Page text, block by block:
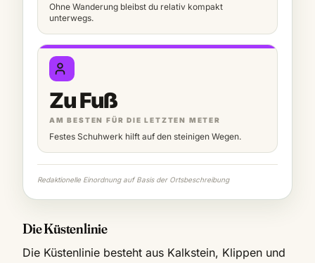
Ohne Wanderung bleibst du relativ kompakt
unterwegs.
Zu Fuß
AM BESTEN FÜR DIE LETZTEN METER
Festes Schuhwerk hilft auf den steinigen Wegen.
Redaktionelle Einordnung auf Basis der Ortsbeschreibung
Die Küstenlinie
Die Küstenlinie besteht aus Kalkstein, Klippen und